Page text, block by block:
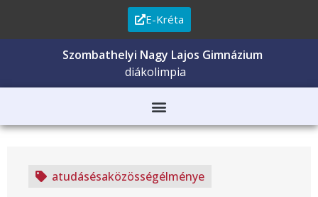
E-Kréta
Szombathelyi Nagy Lajos Gimnázium
diákolimpia
atudásésaközösségélménye